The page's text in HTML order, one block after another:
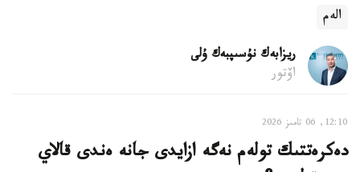
الەم
ريزابەك نۇسىپبەك ۇلى
اۆتور
12:10, 06 تامىز 2026
دەكرەتتىك تولەم نەگە ازايدى جانە ەندى قالاي